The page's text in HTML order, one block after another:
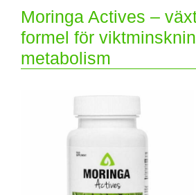
Moringa Actives –
formel för
metabolism